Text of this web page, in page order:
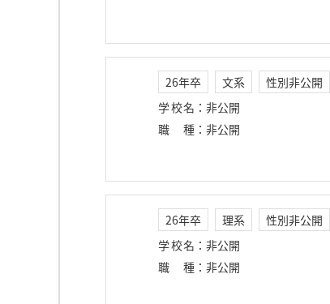
26年卒 文系
性別非公開
学校名 ： 非公開
職種 ： 非公開
26年卒 理系
性別非公開
学校名 ： 非公開
職種 ： 非公開